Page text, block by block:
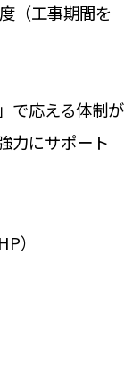
（工事期間を
で応える体制が
力にサポート
）